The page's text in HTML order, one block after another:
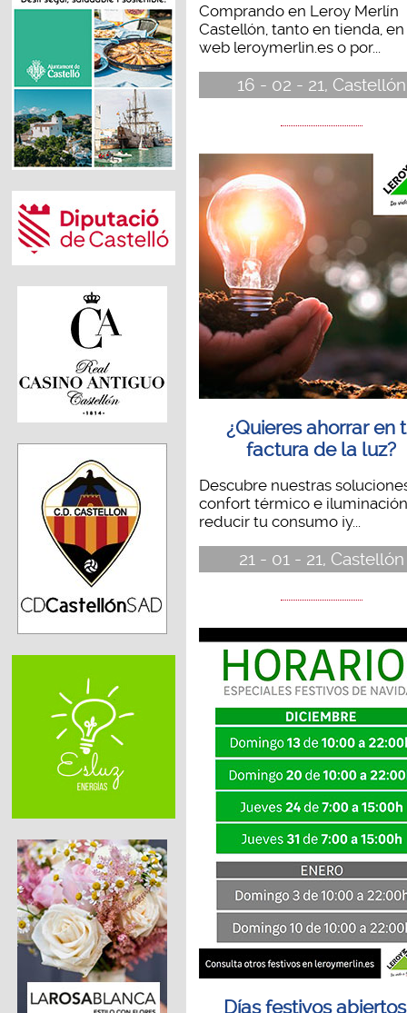
Comprando en Leroy Merlín
Castellón, tanto en tienda, en
web leroymerlin.es o por...
16 - 02 - 21, Castellón
¿Quieres ahorrar en
factura de la luz?
Descubre nuestras
confort térmico e
reducir tu consumo ¡y...
21 - 01 - 21, Castellón
Días festivos